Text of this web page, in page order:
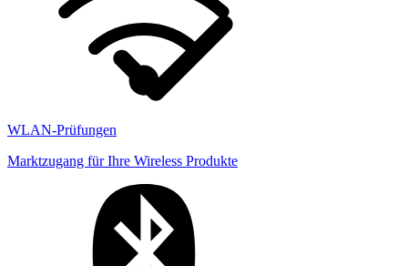
WLAN-Prüfungen
Marktzugang für Ihre Wireless Produkte